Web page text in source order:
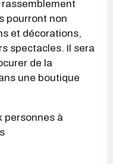
pourront non
et décorations,
spectacles. Il sera
de la
une boutique
personnes à